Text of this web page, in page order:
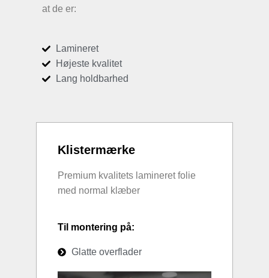
at de er:
Lamineret
Højeste kvalitet
Lang holdbarhed
Klistermærke
Premium kvalitets lamineret folie
med normal klæber
Til montering på:
Glatte overflader